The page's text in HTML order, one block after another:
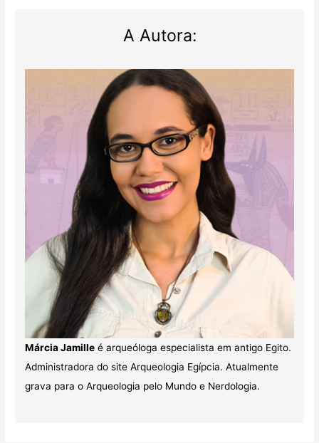
A Autora:
Márcia Jamilleé arqueóloga especialista em antigo Egito.
Administradora do site Arqueologia Egípcia. Atualmente
grava para o Arqueologia pelo Mundo e Nerdologia.